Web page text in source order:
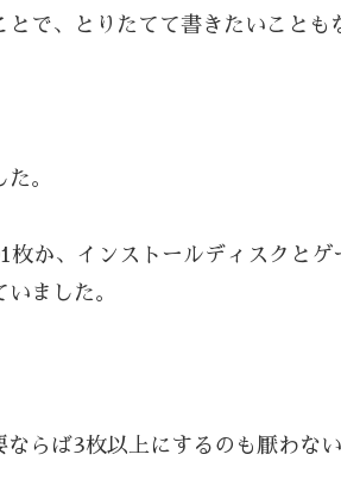
で、とりたてて書きたいことも
。
か、インストールディスクとゲ
ました。
らば3枚以上にするのも厭わない